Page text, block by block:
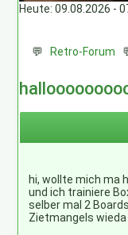
Heute: 09.08.2026 -
💬 Retro-Forum
hi, wollte mich ma
und ich trainiere
selber mal 2
Zietmangels